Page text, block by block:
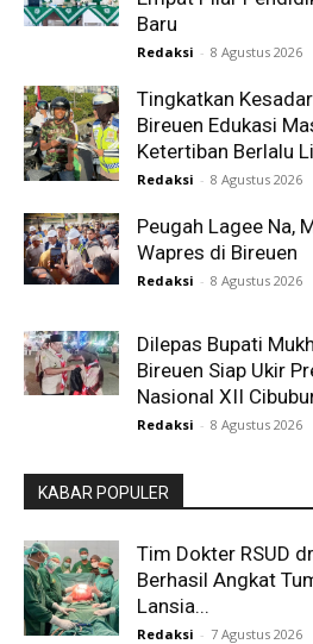
Baru
Redaksi - 8 Agustus 2026
Tingkatkan
Bireuen Edukasi
Ketertiban Berlalu
Redaksi - 8 Agustus 2026
Peugah Lagee Na,
Wapres di Bireuen
Redaksi - 8 Agustus 2026
Dilepas Bupati
Bireuen Siap Ukir
Nasional XII
Redaksi - 8 Agustus 2026
KABAR POPULER
Tim Dokter RSUD
Berhasil Angkat
Lansia...
Redaksi - 7 Agustus 2026